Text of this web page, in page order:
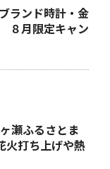
ランド時計・金
８月限定キャン
瀬ふるさとま
火打ち上げや熱